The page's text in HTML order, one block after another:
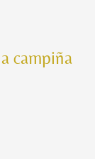
campiña